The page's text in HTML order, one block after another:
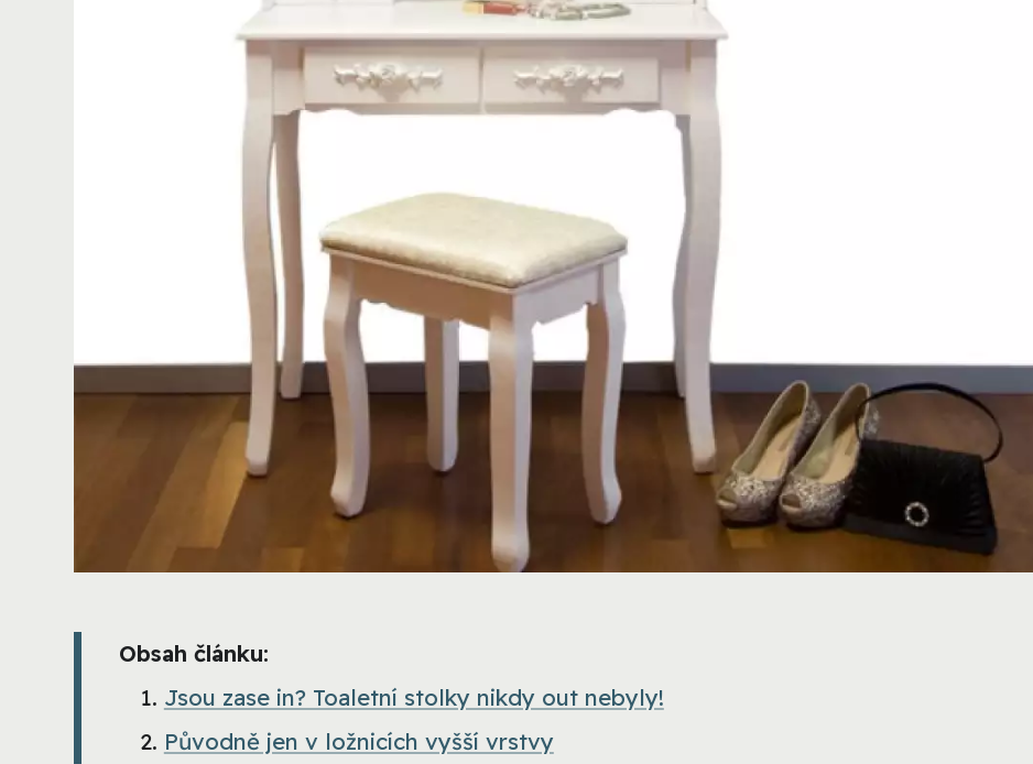
Obsah článku:
Jsou zase in? Toaletní stolky nikdy out nebyly!
Původně jen v ložnicích vyšší vrstvy